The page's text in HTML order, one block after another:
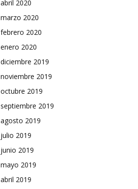
abril 2020
marzo 2020
febrero 2020
enero 2020
diciembre 2019
noviembre 2019
octubre 2019
septiembre 2019
agosto 2019
julio 2019
junio 2019
mayo 2019
abril 2019